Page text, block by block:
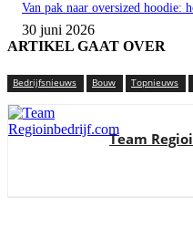
Van pak naar oversized hoodie:
30 juni 2026
ARTIKEL GAAT OVER
Bedrijfsnieuws Bouw Topnieuws
Team